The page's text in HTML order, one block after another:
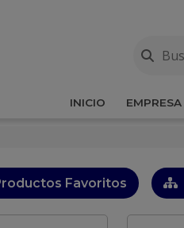
INICIO EMPRESA
Favoritos